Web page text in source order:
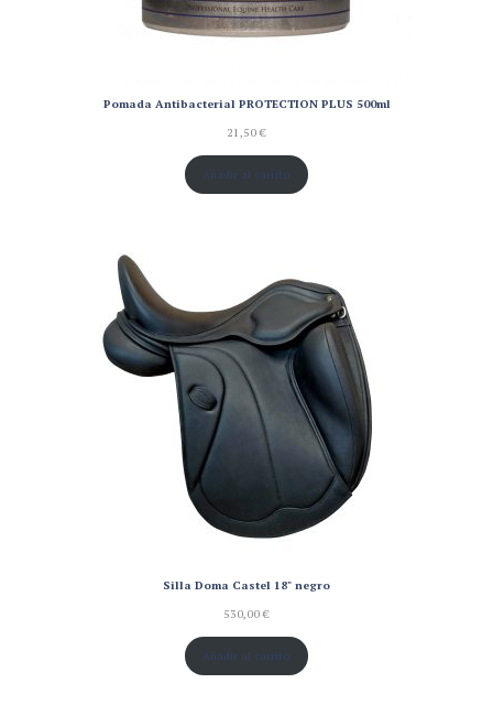
Pomada Antibacterial PROTECTION PLUS 500ml
21,50€
Añadir al carrito
Silla Doma Castel 18" negro
530,00€
Añadir al carrito